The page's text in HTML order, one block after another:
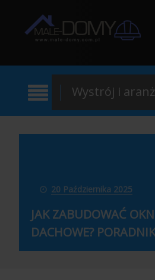
Wystrój i
20 Października 2025
JAK ZABUDOWAĆ
DACHOWE? PORADNIK